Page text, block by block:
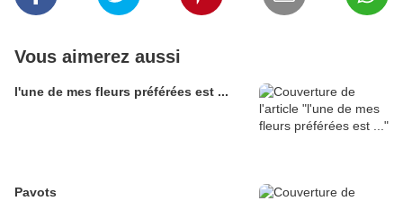
Vous aimerez aussi
l'une de mes fleurs préférées est ...
Pavots